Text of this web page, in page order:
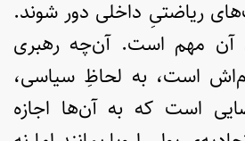
ریاضتیِ داخلی دور شوند.
آن مهم است. آن‌چه رهبری
است، به لحاظِ سیاسی،
است که به آن‌ها اجازه